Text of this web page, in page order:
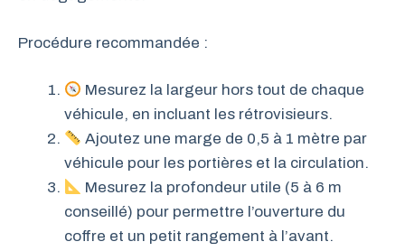
Procédure recommandée :
Mesurez la largeur hors tout de chaque
véhicule, en incluant les rétrovisieurs.
Ajoutez une marge de 0,5 à 1 mètre par
véhicule pour les portières et la circulation.
Mesurez la profondeur utile (5 à 6 m
conseillé) pour permettre l’ouverture du
coffre et un petit rangement à l’avant.